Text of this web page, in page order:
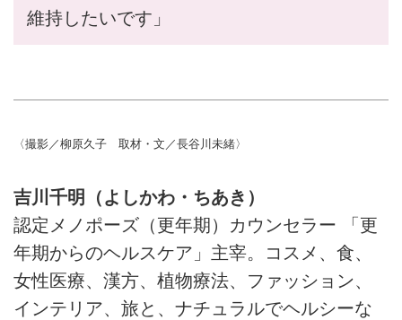
維持したいです」
〈撮影／柳原久子 取材・文／長谷川未緒〉
吉川千明（よしかわ・ちあき）
認定メノポーズ（更年期）カウンセラー 「更
年期からのヘルスケア」主宰。コスメ、食、
女性医療、漢方、植物療法、ファッション、
インテリア、旅と、ナチュラルでヘルシーな